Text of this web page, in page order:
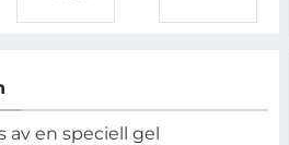
av en speciell gel